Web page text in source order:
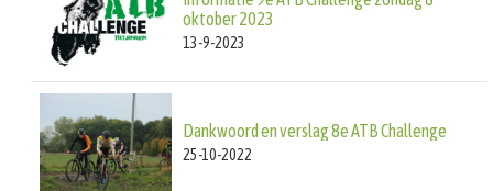
oktober 2023
13-9-2023
Dankwoord en verslag 8e ATB Challenge
25-10-2022